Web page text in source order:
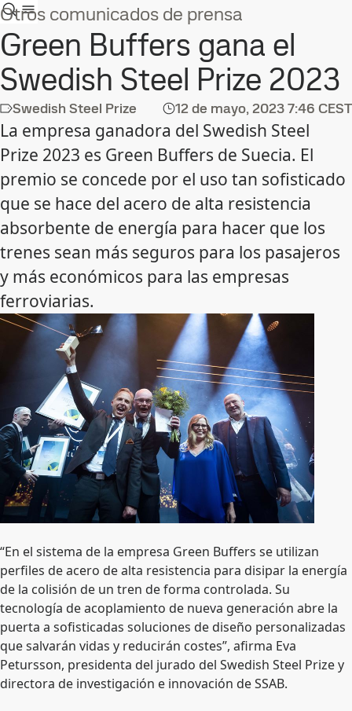
Otros comunicados de prensa
Green Buffers gana el
Swedish Steel Prize 2023
Swedish Steel Prize 12 de mayo, 20237:46 CEST
La empresa ganadora del Swedish Steel
Prize 2023 es Green Buffers de Suecia. El
premio se concede por el uso tan sofisticado
que se hace del acero de alta resistencia
absorbente de energía para hacer que los
trenes sean más seguros para los pasajeros
y más económicos para las empresas
ferroviarias.
“En el sistema de la empresa Green Buffers se utilizan
perfiles de acero de alta resistencia para disipar la energía
de la colisión de un tren de forma controlada. Su
tecnología de acoplamiento de nueva generación abre la
puerta a sofisticadas soluciones de diseño personalizadas
que salvarán vidas y reducirán costes”, afirma Eva
Petursson, presidenta del jurado del Swedish Steel Prize y
directora de investigación e innovación de SSAB.